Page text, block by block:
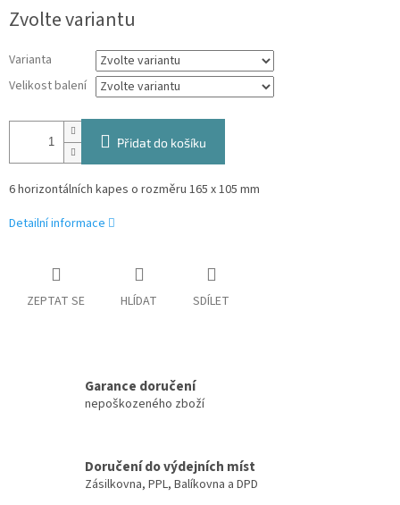
cena:
Zvolte variantu
Varianta
Velikost balení
Přidat do košíku
6 horizontálních kapes o rozměru 165 x 105 mm
Detailní informace
ZEPTAT SE HLÍDAT SDÍLET
Garance doručení
nepoškozeného zboží
Doručení do výdejních míst
Zásilkovna, PPL, Balíkovna a DPD